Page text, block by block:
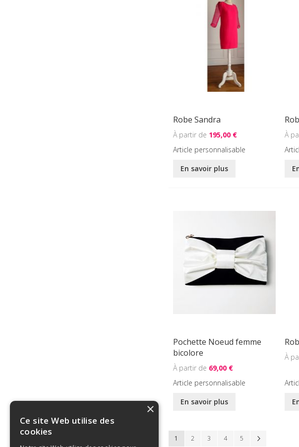
Robe Sandra
195,00 €
Article personnalisable
En savoir plus
Pochette Noeud femme
bicolore
69,00 €
Article personnalisable
En savoir plus
Page
Vous lisez actuellement la page
1 Page
2 Page
3 Page
4 Page
5
×
Ce site Web utilise des
cookies